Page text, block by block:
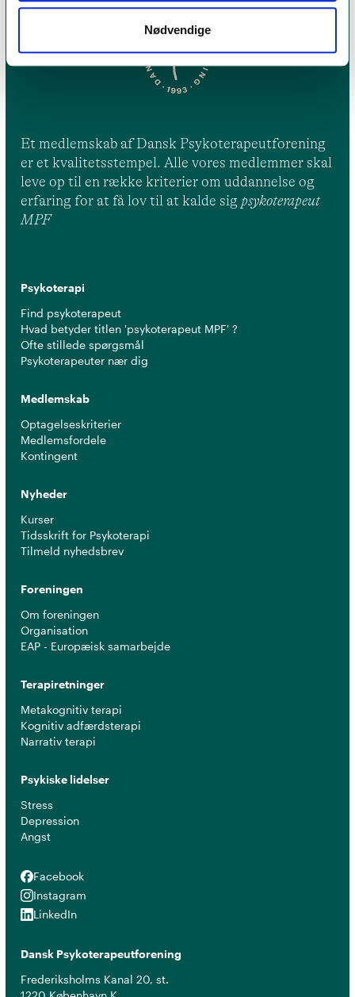
Nødvendige
Et medlemskab af Dansk Psykoterapeutforening
er et kvalitetsstempel. Alle vores medlemmer skal
leve op til en række kriterier om uddannelse og
erfaring for at få lov til at kalde sig psykoterapeut
MPF
Psykoterapi
Find psykoterapeut
Hvad betyder titlen 'psykoterapeut MPF' ?
Ofte stillede spørgsmål
Psykoterapeuter nær dig
Medlemskab
Optagelseskriterier
Medlemsfordele
Kontingent
Nyheder
Kurser
Tidsskrift for Psykoterapi
Tilmeld nyhedsbrev
Foreningen
Om foreningen
Organisation
EAP - Europæisk samarbejde
Terapiretninger
Metakognitiv terapi
Kognitiv adfærdsterapi
Narrativ terapi
Psykiske lidelser
Stress
Depression
Angst
Facebook
Facebook
Instagram
Instagram
LinkedIn
LinkedIn
Dansk Psykoterapeutforening
Frederiksholms Kanal 20, st.